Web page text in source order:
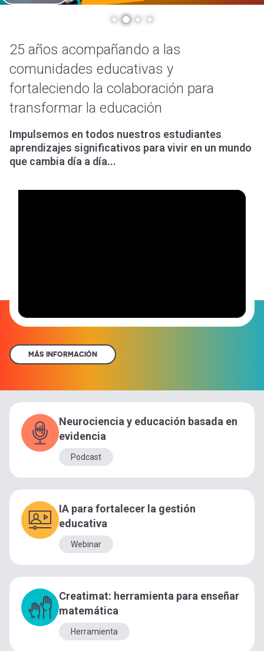
25 años acompañando a las
comunidades educativas y
fortaleciendo la colaboración para
transformar la educación
Impulsemos en todos nuestros estudiantes
aprendizajes significativos para vivir en un mundo
que cambia día a día...
MÁS INFORMACIÓN
Neurociencia y educación basada en
evidencia
Podcast
IA para fortalecer la gestión
educativa
Webinar
Creatimat: herramienta para enseñar
matemática
Herramienta